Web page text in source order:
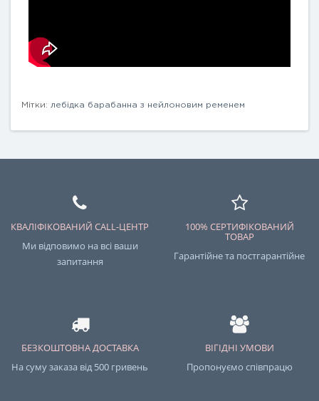
Мітки: лебідка барабанна з нейлоновим ременем
КВАЛІФІКОВАНИЙ CALL-ЦЕНТР
Ми відповимо на всі ваши
запитання
100% СЕРТИФІКОВАНИЙ
ТОВАР
Гарантійне та постгарантійне
БЕЗКОШТОВНА ДОСТАВКА
На суму заказа від 500 гривень
ВІГІДНІ УМОВИ
Пропонуємо співпрацю